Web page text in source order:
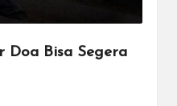
Doa Bisa Segera